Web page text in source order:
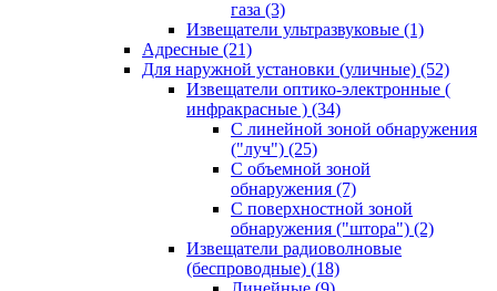
газа (3)
Извещатели ультразвуковые (1)
Адресные (21)
Для наружной установки (уличные) (52)
Извещатели оптико-электронные (
инфракрасные ) (34)
С линейной зоной обнаружения
("луч") (25)
С объемной зоной
обнаружения (7)
С поверхностной зоной
обнаружения ("штора") (2)
Извещатели радиоволновые
(беспроводные) (18)